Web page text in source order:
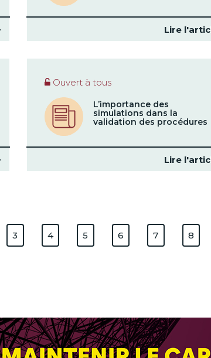
Lire
Ouvert à tous
L’importance des
simulations dans la
validation des procédures
Lire
3 4 5 6 7 8